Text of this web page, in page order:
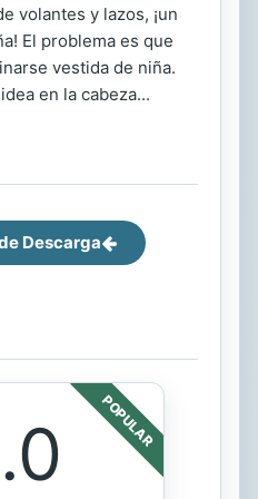
volantes y lazos, ¡un
El problema es que
vestida de niña.
en la cabeza...
Descarga
POPULAR